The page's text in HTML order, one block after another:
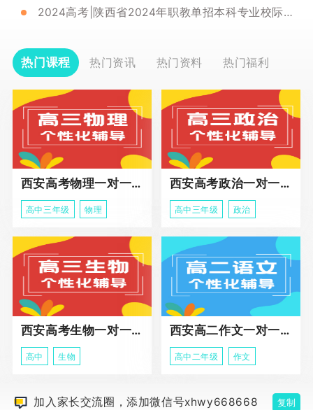
2024高考|陕西省2024年职教单招本科专业校际联考政策明确
热门课程 热门资讯 热门资料 热门福利
西安高考物理一对一辅导课程
高中三年级 物理
西安高考政治一对一辅导课程
高中三年级 政治
西安高考生物一对一辅导
高中 生物
西安高二作文一对一辅导课程
高中二年级 作文
加入家长交流圈，添加微信号xhwy668668 复制